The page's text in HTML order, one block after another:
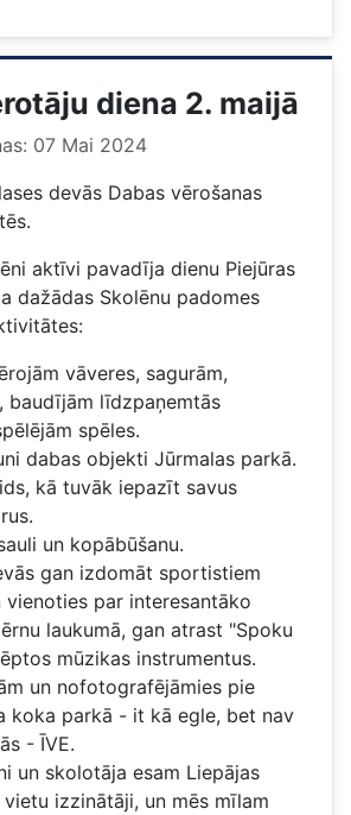
diena 2. maijā
07 Mai 2024
devās Dabas vērošanas
aktīvi pavadīja dienu Piejūras
dažādas Skolēnu padomes
vāveres, sagurām,
baudījām līdzpaņemtās
spēles.
dabas objekti Jūrmalas parkā.
kā tuvāk iepazīt savus
un kopābūšanu.
gan izdomāt sportistiem
vienoties par interesantāko
laukumā, gan atrast "Spoku
mūzikas instrumentus.
un nofotografējāmies pie
koka parkā - it kā egle, bet nav
- ĪVE.
un skolotāja esam Liepājas
izzinātāji, un mēs mīlam